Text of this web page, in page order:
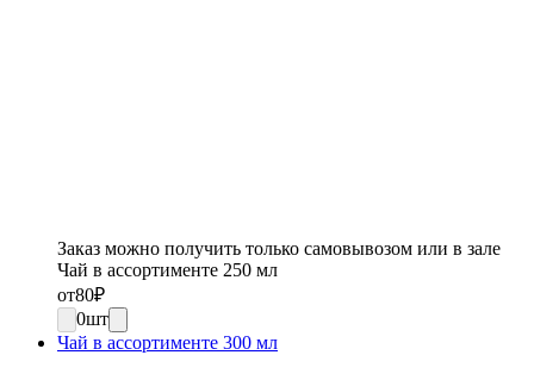
Заказ можно получить только самовывозом или в зале
Чай в ассортименте 250 мл
от80₽
0шт
Чай в ассортименте 300 мл